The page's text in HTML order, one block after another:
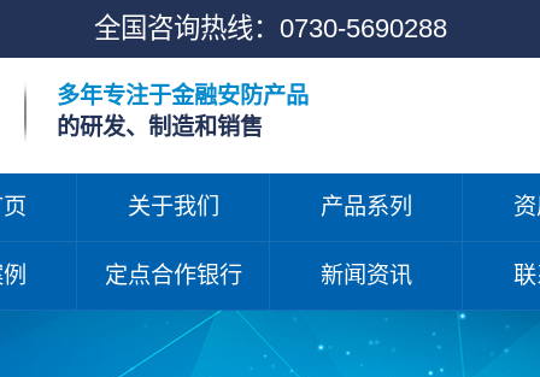
全国咨询热线： 0730-5690288
多年专注于金融安防产品
的研发、制造和销售
关于我们 产品系列
定点合作银行 新闻资讯